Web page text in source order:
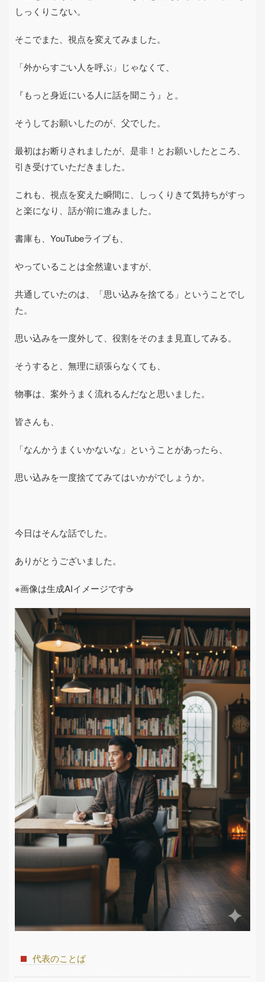
しっくりこない。
そこでまた、視点を変えてみました。
「外からすごい人を呼ぶ」じゃなくて、
『もっと身近にいる人に話を聞こう』と。
そうしてお願いしたのが、父でした。
最初はお断りされましたが、是非！とお願いしたところ、
引き受けていただきました。
これも、視点を変えた瞬間に、しっくりきて気持ちがすっ
と楽になり、話が前に進みました。
書庫も、 YouTubeライブも、
やっていることは全然違いますが、
共通していたのは、「思い込みを捨てる」ということでし
た。
思い込みを一度外して、役割をそのまま見直してみる。
そうすると、無理に頑張らなくても、
物事は、案外うまく流れるんだなと思いました。
皆さんも、
「なんかうまくいかないな」ということがあったら、
思い込みを一度捨ててみてはいかがでしょうか。
今日はそんな話でした。
ありがとうございました。
※画像は生成AIイメージです☕
代表のことば